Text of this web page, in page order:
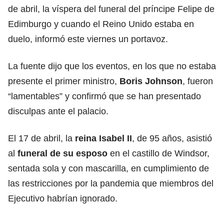
de abril, la víspera del funeral del príncipe Felipe de
Edimburgo y cuando el Reino Unido estaba en
duelo, informó este viernes un portavoz.
La fuente dijo que los eventos, en los que no estaba
presente el primer ministro, Boris Johnson, fueron
“lamentables” y confirmó que se han presentado
disculpas ante el palacio.
El 17 de abril, la reina Isabel II, de 95 años, asistió
al funeral de su esposo en el castillo de Windsor,
sentada sola y con mascarilla, en cumplimiento de
las restricciones por la pandemia que miembros del
Ejecutivo habrían ignorado.